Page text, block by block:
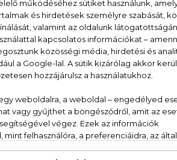
BIO
Méz Testápoló 200 ml
3.070 Ft
BIO
Méz Testápoló vaj 200 ml
4.360 Ft
14 napos visszaküldési
Hívd ügyfélszolgálatunkat:+36